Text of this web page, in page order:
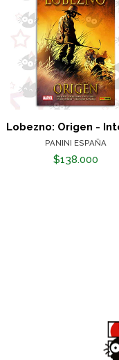
Lobezno: Origen -
PANINI ESPAÑA
$138.000